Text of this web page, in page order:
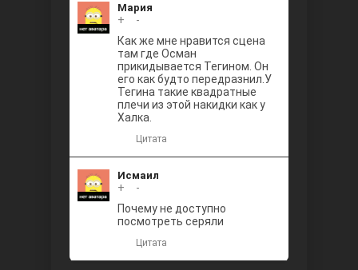
Ветреный
Мария
+
-
Как же мне нравится сцена
там где Осман
прикидывается Тегином. Он
его как будто передразнил.У
Тегина такие квадратные
плечи из этой накидки как у
Халка.
Цитата
Исмаил
+
-
Почему не доступно
посмотреть серяли
Цитата